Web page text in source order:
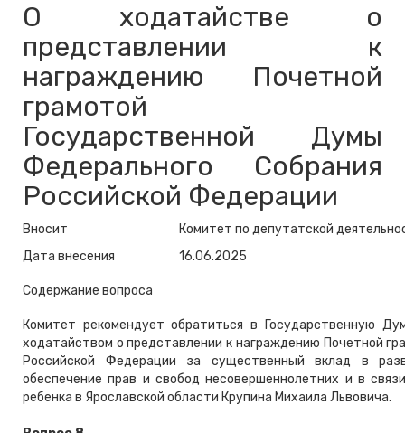
О ходатайстве о
представлении к
награждению Почетной
грамотой
Государственной Думы
Федерального Собрания
Российской Федерации
Вносит
Комитет по депутатской
Дата внесения
16.06.2025
Содержание вопроса
Комитет рекомендует обратиться в Государственную
ходатайством о представлении к награждению Почетной
Российской Федерации за существенный вклад в
обеспечение прав и свобод несовершеннолетних и в
ребенка в Ярославской области Крупина Михаила Львовича.